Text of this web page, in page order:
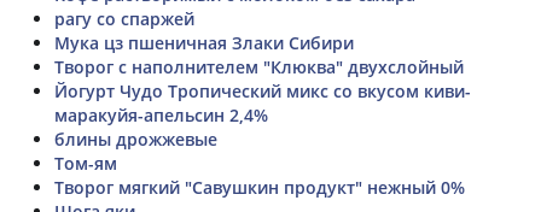
рагу со спаржей
Мука цз пшеничная Злаки Сибири
Творог с наполнителем "Клюква" двухслойный
Йогурт Чудо Тропический микс со вкусом киви-
маракуйя-апельсин 2,4%
блины дрожжевые
Том-ям
Творог мягкий "Савушкин продукт" нежный 0%